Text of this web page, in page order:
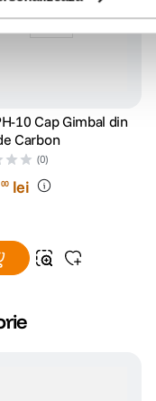
10 Cap Gimbal din
Carbon
(0)
00 lei